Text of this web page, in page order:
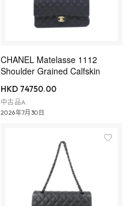
CHANEL Matelasse 1112
Shoulder Grained Calfskin
HKD 74750.00
中古品A
2026年7月30日